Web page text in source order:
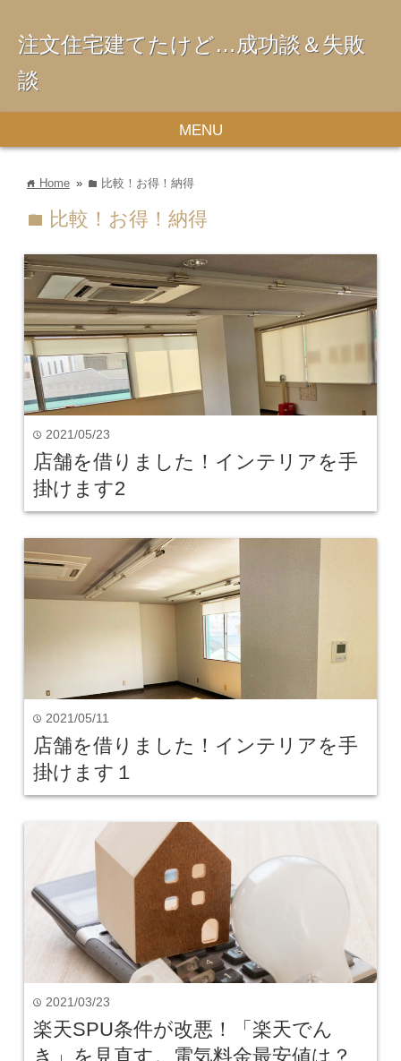
注文住宅建てたけど…成功談＆失敗
談
MENU
home Home » folder 比較！お得！納得
folder 比較！お得！納得
time 2021/05/23
店舗を借りました！インテリアを手
掛けます2
time 2021/05/11
店舗を借りました！インテリアを手
掛けます１
time 2021/03/23
楽天SPU条件が改悪！「楽天でん
き」を見直す。電気料金最安値は？